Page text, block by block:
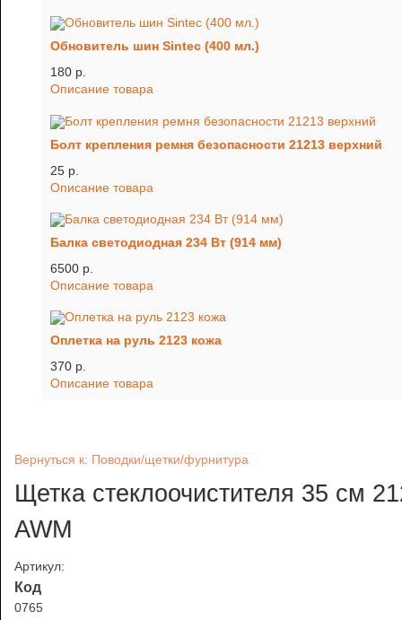
Обновитель шин Sintec (400 мл.)
180 p.
Описание товара
Болт крепления ремня безопасности 21213 верхний
25 p.
Описание товара
Балка светодиодная 234 Вт (914 мм)
6500 p.
Описание товара
Оплетка на руль 2123 кожа
370 p.
Описание товара
Вернуться к: Поводки/щетки/фурнитура
Щетка стеклоочистителя 35 см
AWM
Артикул:
Код
0765